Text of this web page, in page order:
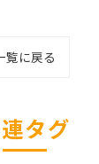
覧に戻る
タグ